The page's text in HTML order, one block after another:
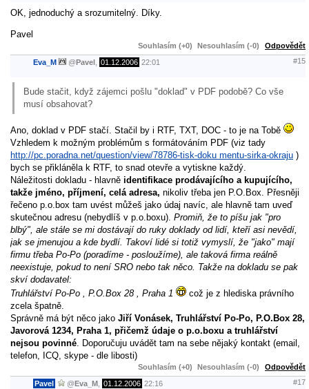
OK, jednoduchý a srozumitelný. Díky.
Pavel
Souhlasím (+0) Nesouhlasím (-0) Odpovědět
Eva_M @Pavel 01.12.2006 22:01 #15
Bude stačit, když zájemci pošlu "doklad" v PDF podobě? Co vše
musí obsahovat?
Ano, doklad v PDF stačí. Stačil by i RTF, TXT, DOC - to je na Tobě
Vzhledem k možným problémům s formátováním PDF (viz tady
http://pc.poradna.net/question/view/78786-tisk-doku mentu-sirka-okraju )
bych se přikláněla k RTF, to snad otevře a vytiskne každý.
Náležitosti dokladu - hlavně identifikace prodávajícího a kupujícího,
takže jméno, příjmení, celá adresa, nikoliv třeba jen P.O.Box. Přesněji
řečeno p.o.box tam uvést můžeš jako údaj navíc, ale hlavně tam uveď
skutečnou adresu (nebydlíš v p.o.boxu). Promiň, že to píšu jak "pro
blbý", ale stále se mi dostávají do ruky doklady od lidí, kteří asi nevědí,
jak se jmenujou a kde bydlí. Takoví lidé si totiž vymyslí, že "jako" mají
firmu třeba Po-Po (poradíme - posloužíme), ale taková firma reálně
neexistuje, pokud to není SRO nebo tak něco. Takže na dokladu se pak
skví dodavatel:
Truhlářství Po-Po , P.O.Box 28 , Praha 1
což je z hlediska právního
zcela špatně.
Správně má být něco jako Jiří Vonásek, Truhlářství Po-Po, P.O.Box 28,
Javorová 1234, Praha 1, přičemž údaje o p.o.boxu a truhlářství
nejsou povinné . Doporučuju uvádět tam na sebe nějaký kontakt (email,
telefon, ICQ, skype - dle libosti)
Souhlasím (+0) Nesouhlasím (-0) Odpovědět
Pavel @Eva_M 01.12.2006 22:16 #17